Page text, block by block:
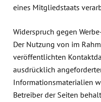
eines Mitgliedstaats
Widerspruch gegen
Der Nutzung von im
veröffentlichten
ausdrücklich
Informationsmaterialien
Betreiber der Seiten